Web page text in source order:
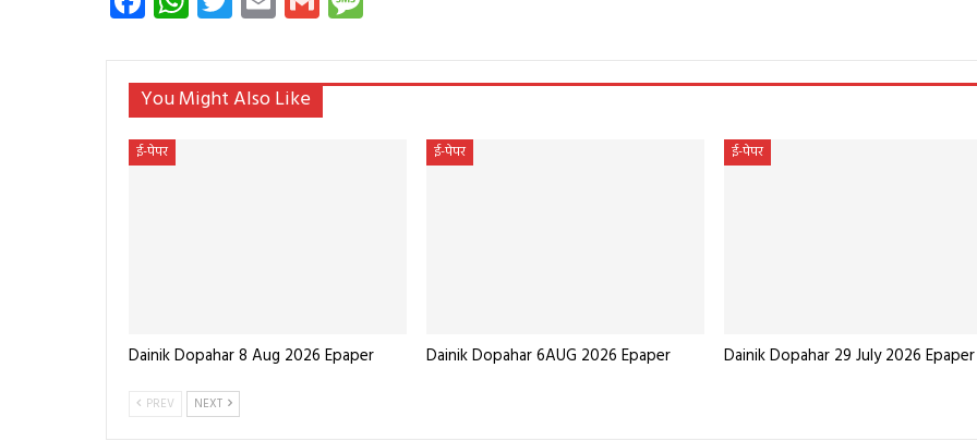
You Might Also Like
ई-पेपर
Dainik Dopahar 8 Aug 2026 Epaper
ई-पेपर
Dainik Dopahar 6AUG 2026 Epaper
ई-पेपर
Dainik Dopahar 29 July 2026 Epaper
PREV NEXT